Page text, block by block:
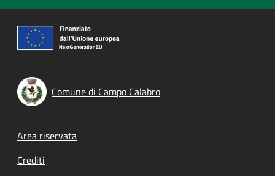
Comune di Campo Calabro
Footer menu
Area riservata
Crediti